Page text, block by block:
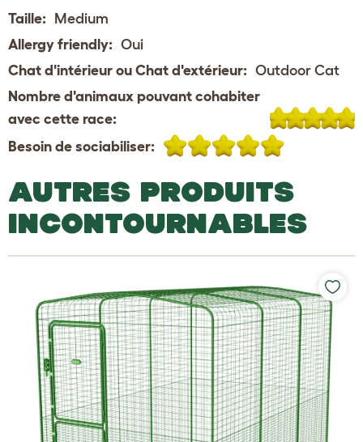
Taille: Medium
Allergy friendly: Oui
Chat d'intérieur ou Chat d'extérieur: Outdoor Cat
Nombre d'animaux pouvant cohabiter
avec cette race:
Besoin de sociabiliser:
AUTRES PRODUITS
INCONTOURNABLES